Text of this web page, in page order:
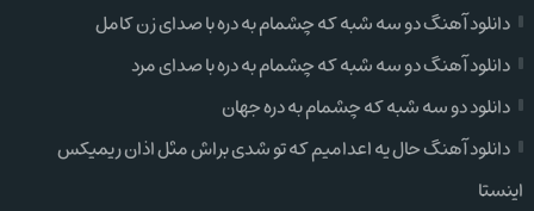
دانلود آهنگ دو سه شبه که چشمام به دره با صدای زن کامل
دانلود آهنگ دو سه شبه که چشمام به دره با صدای مرد
دانلود دو سه شبه که چشمام به دره جهان
دانلود آهنگ حال یه اعدامیم که تو شدی براش مثل اذان ریمیکس
اینستا